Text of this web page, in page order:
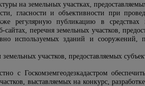
на земельных участках,
гласности и объективности при
регулярную публикацию в
перечня земельных участков,
используемых зданий и сооружений,
участков, предоставляемых
с Госкомземгеодезкадастром
выставляемых на конкурс,